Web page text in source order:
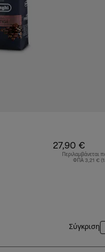
27,90 €
Περιλαμβάνεται
ΦΠΑ 3,21 €
Σύγκριση